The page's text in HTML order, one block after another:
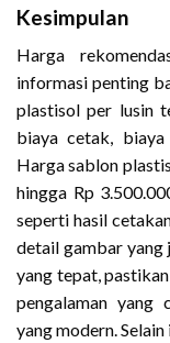
Kesimpulan
Harga
informasi penting
plastisol per lusin
biaya cetak,
Harga sablon
hingga Rp
seperti hasil
detail gambar yang
yang tepat,
pengalaman yang
yang modern.